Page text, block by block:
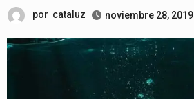
por cataluz noviembre 28, 2019